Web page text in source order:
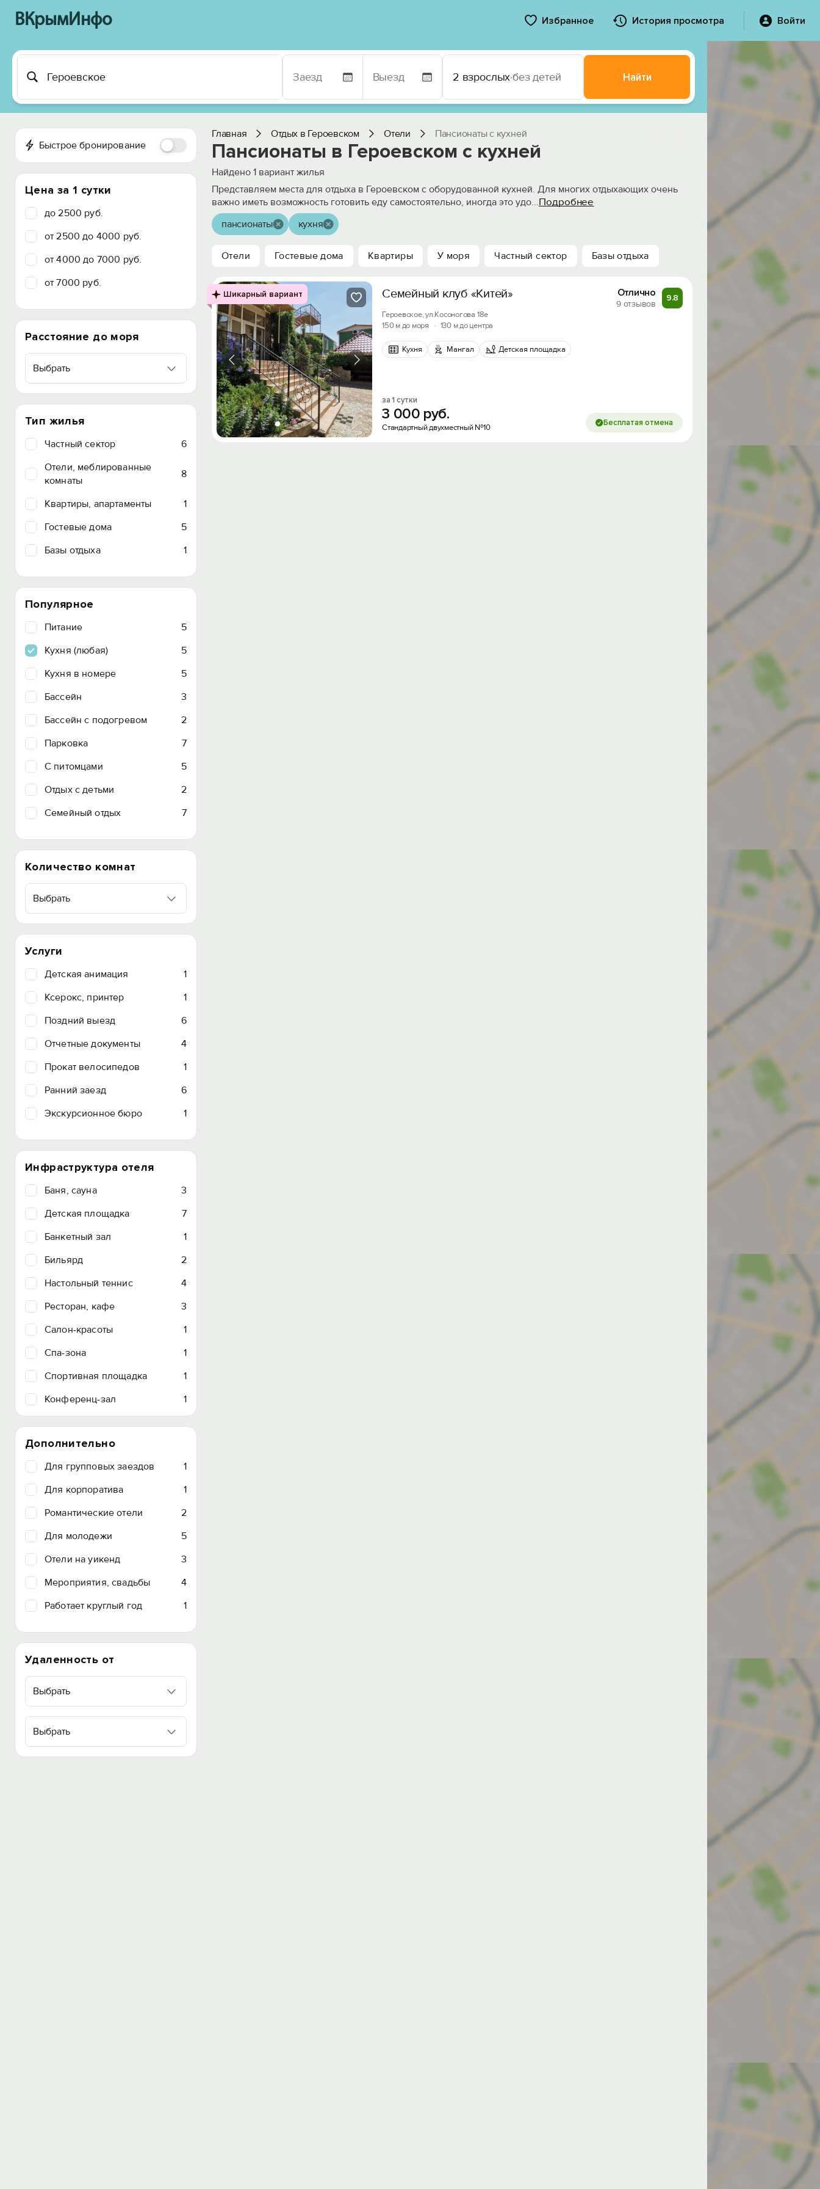
ВКрымИнфо Избранное История просмотра Войти
2 взрослых·без детей Найти
Быстрое бронирование
Цена за 1 сутки
до 2500 руб.
от 2500 до 4000 руб.
от 4000 до 7000 руб.
от 7000 руб.
Расстояние до моря
Выбрать
Тип жилья
Частный сектор
6
Отели, меблированные
комнаты
8
Квартиры, апартаменты
1
Гостевые дома
5
Базы отдыха
1
Популярное
Питание
5
Кухня (любая)
5
Кухня в номере
5
Бассейн
3
Бассейн с подогревом
2
Парковка
7
C питомцами
5
Отдых с детьми
2
Семейный отдых
7
Количество комнат
Выбрать
Услуги
Детская анимация
1
Ксерокс, принтер
1
Поздний выезд
6
Отчетные документы
4
Прокат велосипедов
1
Ранний заезд
6
Экскурсионное бюро
1
Инфраструктура отеля
Баня, сауна
3
Детская площадка
7
Банкетный зал
1
Бильярд
2
Настольный теннис
4
Ресторан, кафе
3
Салон-красоты
1
Спа-зона
1
Спортивная площадка
1
Конференц-зал
1
Дополнительно
Для групповых заездов
1
Для корпоратива
1
Романтические отели
2
Для молодежи
5
Отели на уикенд
3
Мероприятия, свадьбы
4
Работает круглый год
1
Удаленность от
Выбрать
Выбрать
Главная Отдых в Героевском Отели Пансионаты с кухней
Пансионаты в Героевском с кухней
Найдено 1 вариант жилья
Представляем места для отдыха в Героевском с оборудованной кухней. Для многих отдыхающих очень
важно иметь возможность готовить еду самостоятельно, иногда это удо...Подробнее
пансионаты кухня
Отели Гостевые дома Квартиры У моря Частный сектор Базы отдыха
Шикарный вариант Семейный клуб «Китей» Отлично
9 отзывов
9.8
Героевское, ул.Косоногова 18е
150 м до моря
· 130 м до центра
Кухня Мангал Детская площадка
за 1 сутки
3 000 руб.
Стандартный двухместный №10 Бесплатая отмена